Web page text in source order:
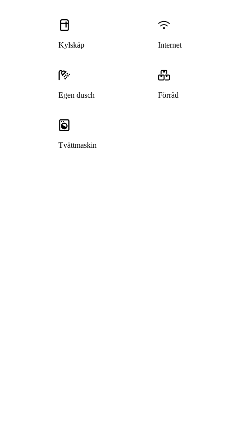
Kylskåp Internet
Egen dusch Förråd
Tvättmaskin